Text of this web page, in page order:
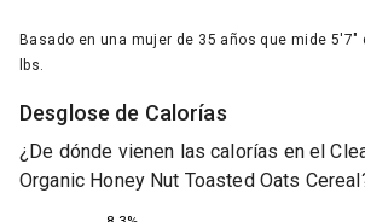
Basado en una mujer de 35 años que mide 5'7"
lbs.
Desglose de Calorías
¿De dónde vienen las calorías en el
Organic Honey Nut Toasted Oats